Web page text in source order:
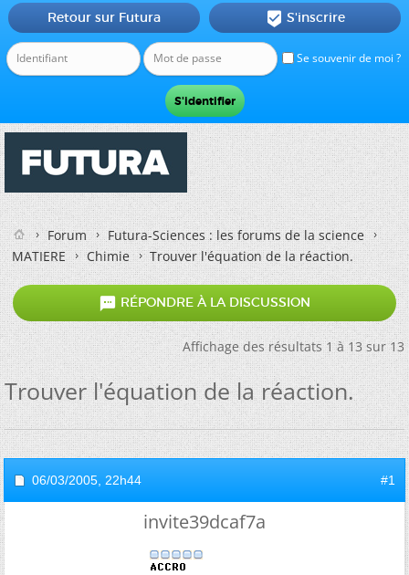
Se souvenir de moi ?
Retour sur Futura  S'inscrire
Forum
Futura-Sciences : les forums de la science
MATIERE
Chimie Trouver l'équation de la réaction.
 RÉPONDRE À LA DISCUSSION
Affichage des résultats 1 à 13 sur 13
Trouver l'équation de la réaction.
06/03/2005, 22h44 #1
invite39dcaf7a